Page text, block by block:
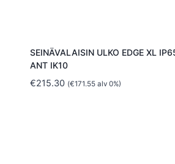
SEINÄVALAISIN ULKO EDGE XL
ANT IK10
€215.30 (€171.55alv 0%)